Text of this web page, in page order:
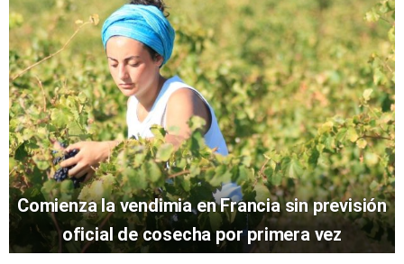
Comienza la vendimia en Francia sin previsión
oficial de cosecha por primera vez